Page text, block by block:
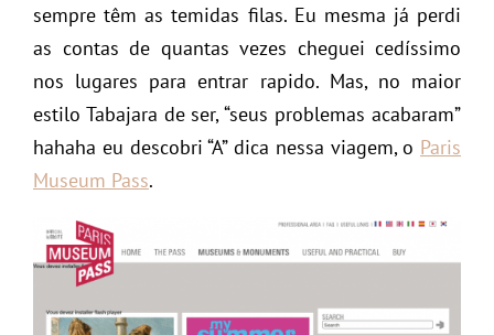
sempre têm as temidas filas. Eu mesma já perdi
as contas de quantas vezes cheguei cedíssimo
nos lugares para entrar rapido. Mas, no maior
estilo Tabajara de ser, “seus problemas acabaram”
hahaha eu descobri “A” dica nessa viagem, o Paris
Museum Pass.